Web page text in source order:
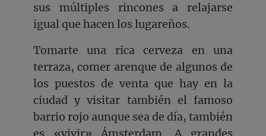
sus múltiples rincones a relajarse
igual que hacen los lugareños.
Tomarte una rica cerveza en una
terraza, comer arenque de algunos de
los puestos de venta que hay en la
ciudad y visitar también el famoso
barrio rojo aunque sea de día, también